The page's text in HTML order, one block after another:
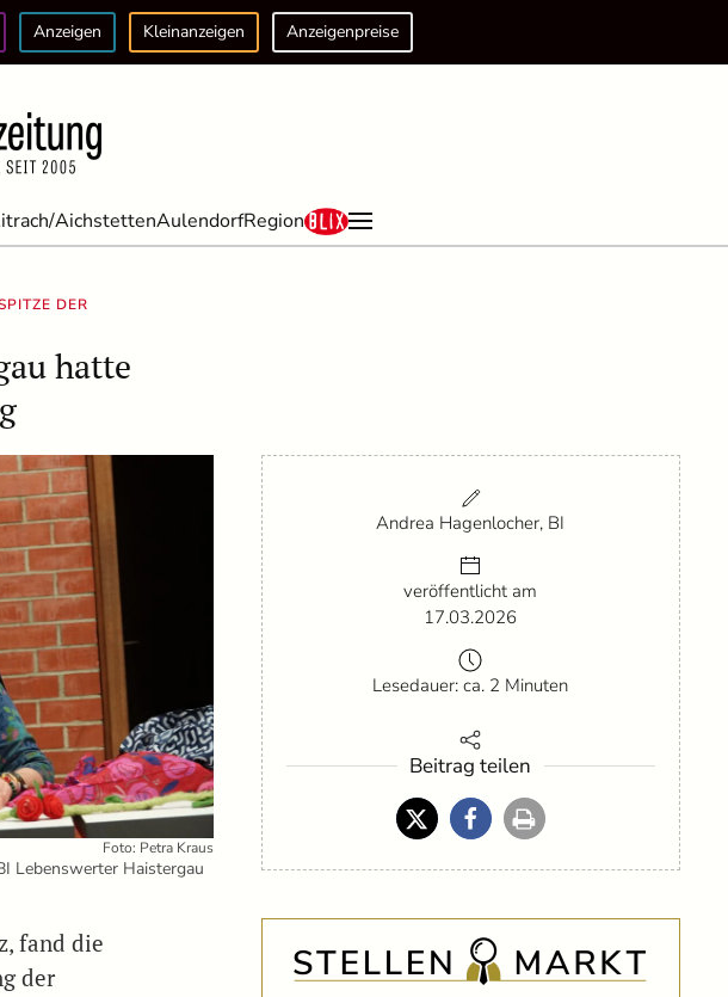
Anzeigen Kleinanzeigen Anzeigenpreise
AichstettenAulendorfRegion
DER
hatte
Foto: Petra Kraus
Lebenswerter Haistergau
fand die
der
Andrea Hagenlocher, BI
veröffentlicht am
17.03.2026
Lesedauer: ca. 2 Minuten
Beitrag teilen